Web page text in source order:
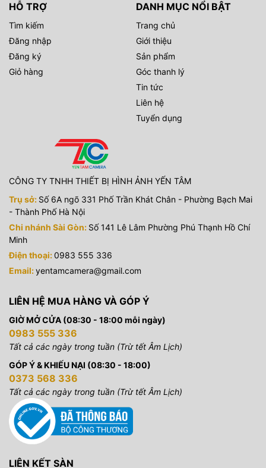
HỖ TRỢ
Tìm kiếm
Đăng nhập
Đăng ký
Giỏ hàng
DANH MỤC NỔI BẬT
Trang chủ
Giới thiệu
Sản phẩm
Góc thanh lý
Tin tức
Liên hệ
Tuyển dụng
CÔNG TY TNHH THIẾT BỊ HÌNH ẢNH YẾN TÂM
Trụ sở: Số 6A ngõ 331 Phố Trần Khát Chân - Phường Bạch Mai
- Thành Phố Hà Nội
Chi nhánh Sài Gòn: Số 141 Lê Lâm Phường Phú Thạnh Hồ Chí
Minh
Điện thoại:0983 555 336
Email:yentamcamera@gmail.com
LIÊN HỆ MUA HÀNG VÀ GÓP Ý
GIỜ MỞ CỬA (08:30 - 18:00 mỗi ngày)
0983 555 336
Tất cả các ngày trong tuần (Trừ tết Âm Lịch)
GÓP Ý & KHIẾU NẠI (08:30 - 18:00)
0373 568 336
Tất cả các ngày trong tuần (Trừ tết Âm Lịch)
LIÊN KẾT SÀN